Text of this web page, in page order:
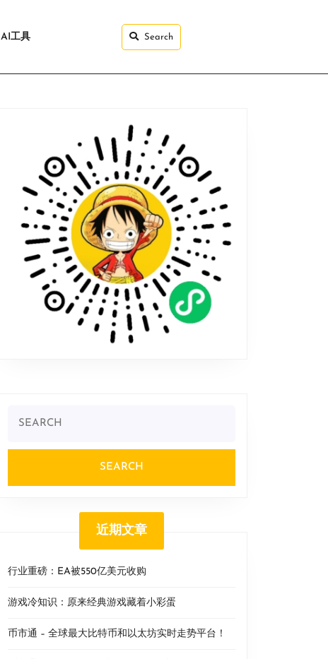
AI工具 Search
for:
近期文章
行业重磅：EA被550亿美元收购
游戏冷知识：原来经典游戏藏着小彩蛋
币市通 – 全球最大比特币和以太坊实时走势平台！